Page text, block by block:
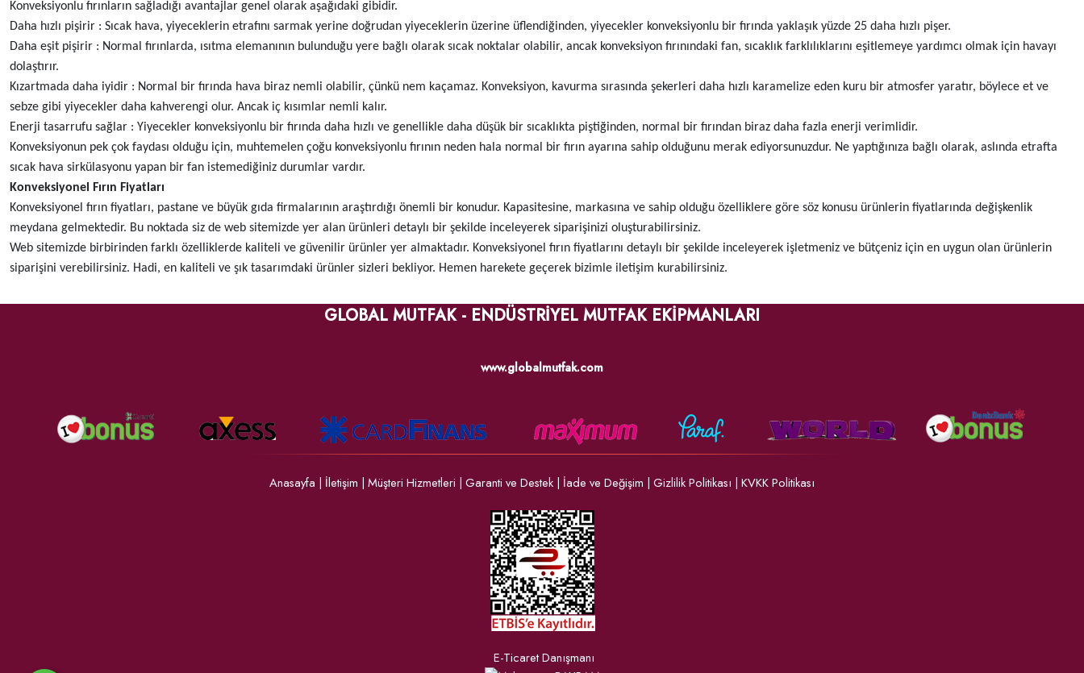
Konveksiyonlu fırınların sağladığı avantajlar genel olarak aşağıdaki gibidir.
Daha hızlı pişirir : Sıcak hava, yiyeceklerin etrafını sarmak yerine doğrudan yiyeceklerin üzerine üflendiğinden, yiyecekler konveksiyonlu bir fırında yaklaşık yüzde 25 daha hızlı pişer.
Daha eşit pişirir : Normal fırınlarda, ısıtma elemanının bulunduğu yere bağlı olarak sıcak noktalar olabilir, ancak konveksiyon fırınındaki fan, sıcaklık farklılıklarını eşitlemeye yardımcı olmak için havayı
dolaştırır.
Kızartmada daha iyidir : Normal bir fırında hava biraz nemli olabilir, çünkü nem kaçamaz. Konveksiyon, kavurma sırasında şekerleri daha hızlı karamelize eden kuru bir atmosfer yaratır, böylece et ve
sebze gibi yiyecekler daha kahverengi olur. Ancak iç kısımlar nemli kalır.
Enerji tasarrufu sağlar : Yiyecekler konveksiyonlu bir fırında daha hızlı ve genellikle daha düşük bir sıcaklıkta piştiğinden, normal bir fırından biraz daha fazla enerji verimlidir.
Konveksiyonun pek çok faydası olduğu için, muhtemelen çoğu konveksiyonlu fırının neden hala normal bir fırın ayarına sahip olduğunu merak ediyorsunuzdur. Ne yaptığınıza bağlı olarak, aslında etrafta
sıcak hava sirkülasyonu yapan bir fan istemediğiniz durumlar vardır.
Konveksiyonel Fırın Fiyatları
Konveksiyonel fırın fiyatları, pastane ve büyük gıda firmalarının araştırdığı önemli bir konudur. Kapasitesine, markasına ve sahip olduğu özelliklere göre söz konusu ürünlerin fiyatlarında değişkenlik
meydana gelmektedir. Bu noktada siz de web sitemizde yer alan ürünleri detaylı bir şekilde inceleyerek siparişinizi oluşturabilirsiniz.
Web sitemizde birbirinden farklı özelliklerde kaliteli ve güvenilir ürünler yer almaktadır. Konveksiyonel fırın fiyatlarını detaylı bir şekilde inceleyerek işletmeniz ve bütçeniz için en uygun olan ürünlerin
siparişini verebilirsiniz. Hadi, en kaliteli ve şık tasarımdaki ürünler sizleri bekliyor. Hemen harekete geçerek bizimle iletişim kurabilirsiniz.
GLOBAL MUTFAK - ENDÜSTRİYEL MUTFAK EKİPMANLARI
www.globalmutfak.com
Anasayfa | İletişim | Müşteri Hizmetleri | Garanti ve Destek | İade ve Değişim | Gizlilik Politikası | KVKK Politikası
E-Ticaret Danışmanı